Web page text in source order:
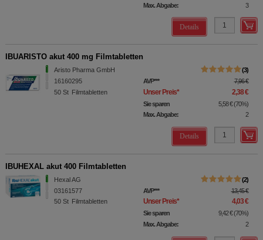
Max. Abgabe:
3
Details
IBUARISTO akut 400 mg Filmtabletten
Aristo Pharma GmbH
16160295
50 St Filmtabletten
3
AVP*** 7,96 €
Unser Preis* 2,38 €
Sie sparen 5,58 € (70%)
Max. Abgabe:
2
Details
IBUHEXAL akut 400 Filmtabletten
Hexal AG
03161577
50 St Filmtabletten
2
AVP*** 13,45 €
Unser Preis* 4,03 €
Sie sparen 9,42 € (70%)
Max. Abgabe:
2